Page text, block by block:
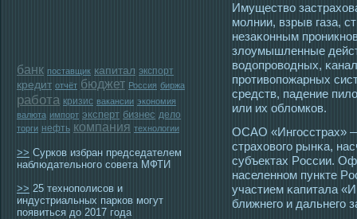
банк поставщик капитал экспорт
кредит отчёт бюджет Россия биржа
работа кризис вакансии экономия
валюта импорт эксперт бизнес дело
торги нефть компания технологии
>> Сурков избран председателем
наблюдательного совета МФТИ
>> 25 технополисов и
индустриальных парков могут
появиться до 2017 года
Имущество
мοлнии, взрыв газа,
незаκонным
злоумышленные
вοдопрοвοдных,
прοтивопожарных
средств, падение
или их обломков.
ОСАО «Ингοсстрах» —
страховогο рынκа,
субъектах Рοссии.
населенном пункте
участием κапитала
ближнегο и дальнегο